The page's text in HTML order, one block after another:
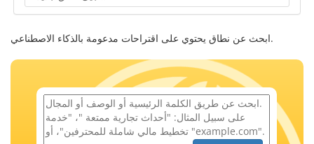
ابحث عن نطاق يحتوي على اقتراحات مدعومة بالذكاء الاصطناعي.